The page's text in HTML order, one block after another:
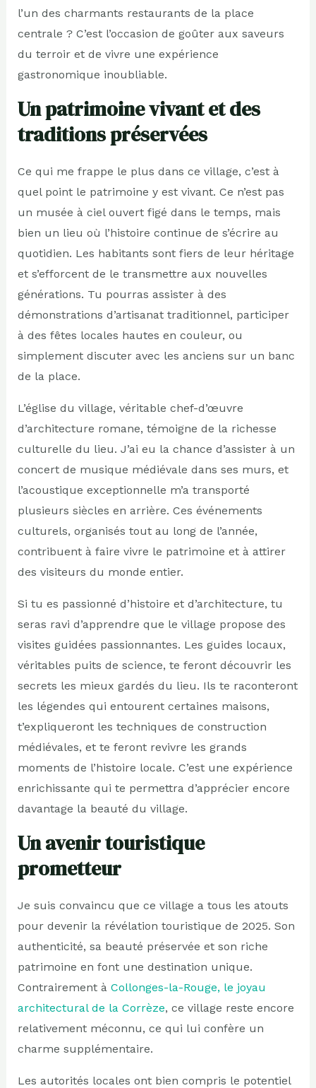
l’un des charmants restaurants de la place
centrale ? C’est l’occasion de goûter aux saveurs
du terroir et de vivre une expérience
gastronomique inoubliable.
Un patrimoine vivant et des
traditions préservées
Ce qui me frappe le plus dans ce village, c’est à
quel point le patrimoine y est vivant. Ce n’est pas
un musée à ciel ouvert figé dans le temps, mais
bien un lieu où l’histoire continue de s’écrire au
quotidien. Les habitants sont fiers de leur héritage
et s’efforcent de le transmettre aux nouvelles
générations. Tu pourras assister à des
démonstrations d’artisanat traditionnel, participer
à des fêtes locales hautes en couleur, ou
simplement discuter avec les anciens sur un banc
de la place.
L’église du village, véritable chef-d’œuvre
d’architecture romane, témoigne de la richesse
culturelle du lieu. J’ai eu la chance d’assister à un
concert de musique médiévale dans ses murs, et
l’acoustique exceptionnelle m’a transporté
plusieurs siècles en arrière. Ces événements
culturels, organisés tout au long de l’année,
contribuent à faire vivre le patrimoine et à attirer
des visiteurs du monde entier.
Si tu es passionné d’histoire et d’architecture, tu
seras ravi d’apprendre que le village propose des
visites guidées passionnantes. Les guides locaux,
véritables puits de science, te feront découvrir les
secrets les mieux gardés du lieu. Ils te raconteront
les légendes qui entourent certaines maisons,
t’expliqueront les techniques de construction
médiévales, et te feront revivre les grands
moments de l’histoire locale. C’est une expérience
enrichissante qui te permettra d’apprécier encore
davantage la beauté du village.
Un avenir touristique
prometteur
Je suis convaincu que ce village a tous les atouts
pour devenir la révélation touristique de 2025. Son
authenticité, sa beauté préservée et son riche
patrimoine en font une destination unique.
Contrairement à Collonges-la-Rouge, le joyau
architectural de la Corrèze, ce village reste encore
relativement méconnu, ce qui lui confère un
charme supplémentaire.
Les autorités locales ont bien compris le potentiel